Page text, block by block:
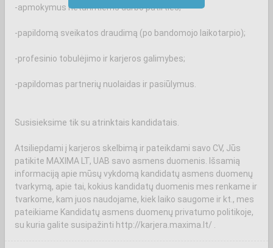
-apmokymus neturintiems darbo patirties;
-papildomą sveikatos draudimą (po bandomojo laikotarpio);
-profesinio tobulėjimo ir karjeros galimybes;
-papildomas partnerių nuolaidas ir pasiūlymus.
Susisieksime tik su atrinktais kandidatais.
Atsiliepdami į karjeros skelbimą ir pateikdami savo CV, Jūs
patikite MAXIMA LT, UAB savo asmens duomenis. Išsamią
informaciją apie mūsų vykdomą kandidatų asmens duomenų
tvarkymą, apie tai, kokius kandidatų duomenis mes renkame ir
tvarkome, kam juos naudojame, kiek laiko saugome ir kt., mes
pateikiame Kandidatų asmens duomenų privatumo politikoje,
su kuria galite susipažinti http://karjera.maxima.lt/ .